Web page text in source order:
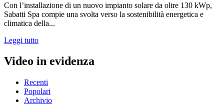
Con l’installazione di un nuovo impianto solare da oltre 130 kWp,
Sabatti Spa compie una svolta verso la sostenibilità energetica e
climatica della...
Leggi tutto
Video in evidenza
Recenti
Popolari
Archivio